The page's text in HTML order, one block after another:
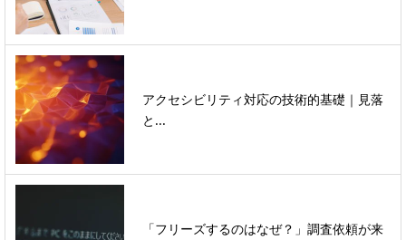
アクセシビリティ対応の技術的基礎｜見落
と...
「フリーズするのはなぜ？」調査依頼が来